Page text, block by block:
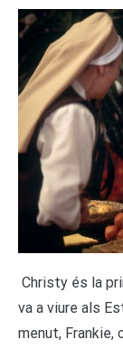
Christy és la
va a viure als
menut,